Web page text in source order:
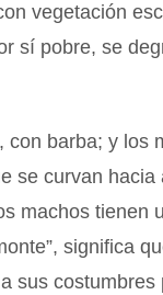
vegetación
sí pobre, se
barba; y los
se curvan
machos tienen
significa
sus costumbres